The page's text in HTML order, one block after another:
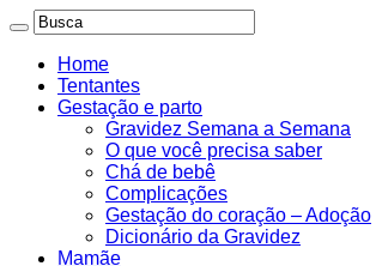
Home
Tentantes
Gestação e parto
Gravidez Semana a Semana
O que você precisa saber
Chá de bebê
Complicações
Gestação do coração – Adoção
Dicionário da Gravidez
Mamãe